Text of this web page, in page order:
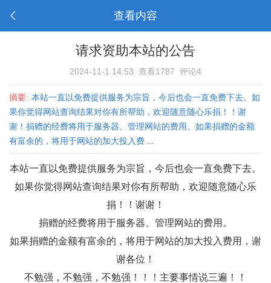
查看内容
请求资助本站的公告
2024-11-1 14:53 查看1787 评论4
摘要: 本站一直以免费提供服务为宗旨，今后也会一直免费下去。如
果你觉得网站查询结果对你有所帮助，欢迎随意随心乐捐！！谢
谢！捐赠的经费将用于服务器、管理网站的费用。如果捐赠的金额
有富余的，将用于网站的加大投入费 ...
本站一直以免费提供服务为宗旨，今后也会一直免费下去。
如果你觉得网站查询结果对你有所帮助，欢迎随意随心乐
捐！！谢谢！
捐赠的经费将用于服务器、管理网站的费用。
如果捐赠的金额有富余的，将用于网站的加大投入费用，谢
谢各位！
不勉强，不勉强，不勉强！！！主要事情说三遍！！